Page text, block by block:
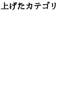
げたカテゴリ